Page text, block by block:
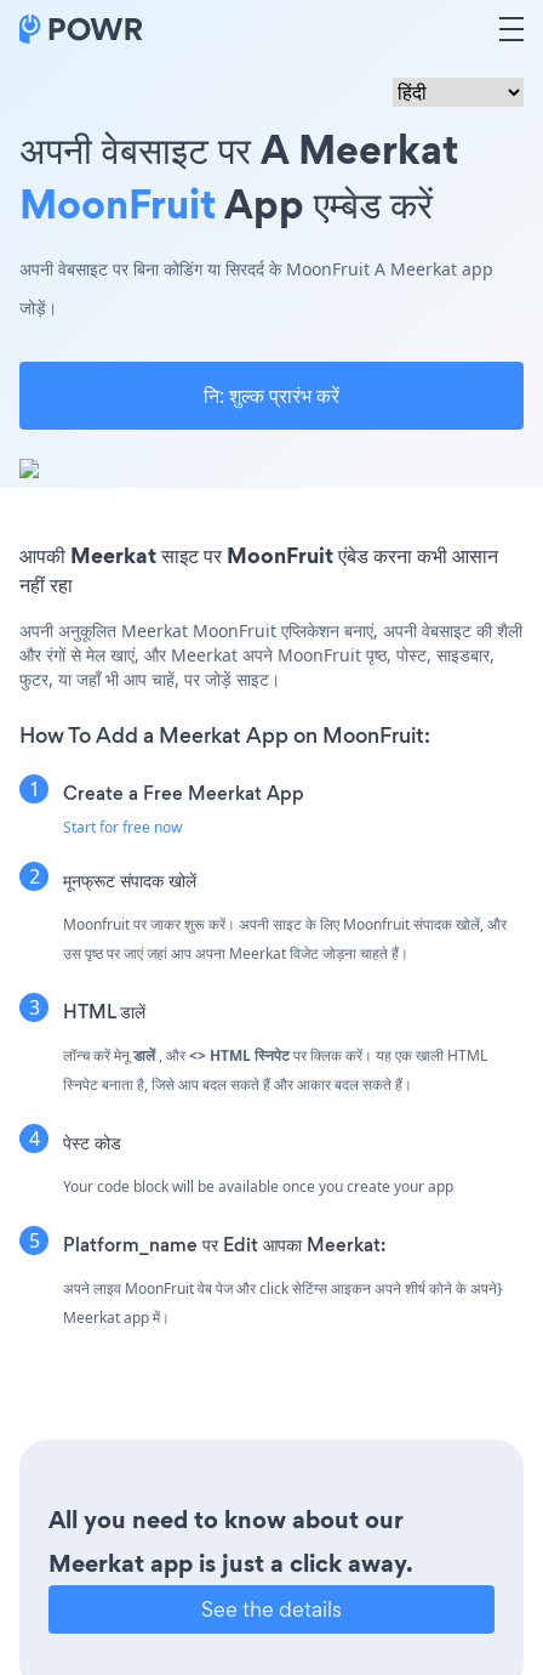
अपनी वेबसाइट पर A Meerkat
MoonFruitApp एम्बेड करें
अपनी वेबसाइट पर बिना कोडिंग या सिरदर्द के MoonFruit A Meerkat app
जोड़ें।
नि: शुल्क प्रारंभ करें
आपकी Meerkat साइट पर MoonFruit एंबेड करना कभी आसान
नहीं रहा
अपनी अनुकूलित Meerkat MoonFruit एप्लिकेशन बनाएं, अपनी वेबसाइट की शैली
और रंगों से मेल खाएं, और Meerkat अपने MoonFruit पृष्ठ, पोस्ट, साइडबार,
फुटर, या जहाँ भी आप चाहें, पर जोड़ें साइट।
How To Add a Meerkat App on MoonFruit:
Create a Free Meerkat App
Start for free now
मूनफ्रूट संपादक खोलें
Moonfruit पर जाकर शुरू करें। अपनी साइट के लिए Moonfruit संपादक खोलें, और
उस पृष्ठ पर जाएं जहां आप अपना Meerkat विजेट जोड़ना चाहते हैं।
HTML डालें
लॉन्च करेंमेनूडालें, और<> HTML स्निपेटपर क्लिक करें। यह एक खाली HTML
स्निपेट बनाता है, जिसे आप बदल सकते हैं और आकार बदल सकते हैं।
पेस्ट कोड
Your code block will be available once you create your app
Platform_name पर Edit आपका Meerkat:
अपने लाइव MoonFruit वेब पेज और click सेटिंग्स आइकनअपने शीर्ष कोने के अपने}
Meerkat app में।
All you need to know about our
Meerkat app is just a click away.
See the details